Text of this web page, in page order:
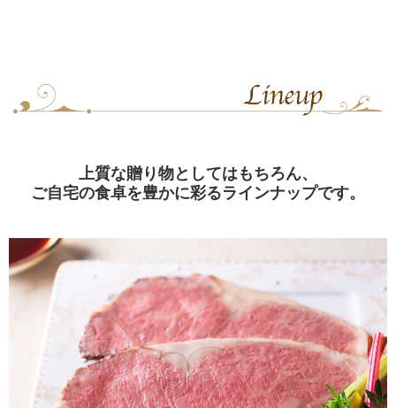
上質な贈り物としてはもちろん、
ご自宅の食卓を豊かに彩るラインナップです。